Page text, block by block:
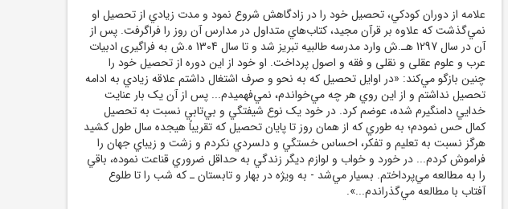
علامه از دوران کودکي، تحصيل خود را در زادگاهش شروع نمود و مدت زيادي از تحصيل او
نمي‌گذشت که علاوه بر قرآن مجيد، کتاب‌هاي متداول در مدارس آن روز را فراگرفت. پس از
آن در سال 1297 هـ.ش وارد مدرسه طالبيه تبريز شد و تا سال 1304 ه.ش به فراگيرى ادبيات
عرب و علوم عقلى و نقلى و فقه و اصول پرداخت. او خود از اين دوره از تحصيل خود را
چنين بازگو مي‌کند: «در اوايل تحصيل که به نحو و صرف اشتغال داشتم علاقه زيادي به ادامه
تحصيل نداشتم و از اين روي هر چه مي‌خواندم، نمي‌فهميدم... پس از آن يک بار عنايت
خدايي دامنگيرم شده، عوضم کرد. در خود يک نوع شيفتگي و بي‌تابي نسبت به تحصيل
کمال حس نمودم؛ به طوري که از همان روز تا پايان تحصيل که تقريباً هيجده سال طول کشيد
هرگز نسبت به تعليم و تفکر، احساس خستگي و دلسردي نکردم و زشت و زيباي جهان را
فراموش کردم... در خورد و خواب و لوازم ديگر زندگي به حداقل ضروري قناعت نموده، باقي
را به مطالعه مي‌پرداختم. بسيار مي‌شد - به ويژه در بهار و تابستان ـ که شب را تا طلوع
آفتاب با مطالعه مي‌گذراندم...».